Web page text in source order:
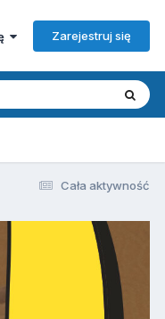
Zarejestruj się
Cała aktywność